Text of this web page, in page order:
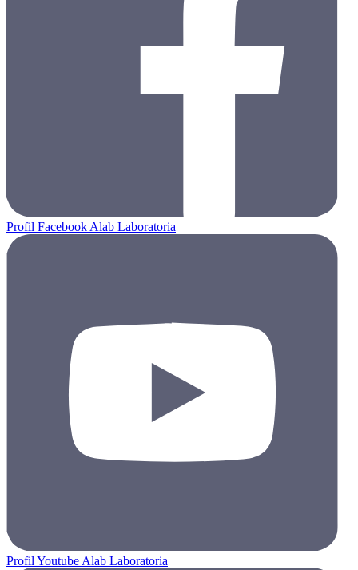
Profil Facebook Alab Laboratoria
Profil Youtube Alab Laboratoria